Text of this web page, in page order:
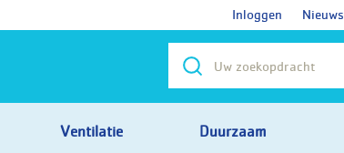
Inloggen Nieuws
Ventilatie Duurzaam